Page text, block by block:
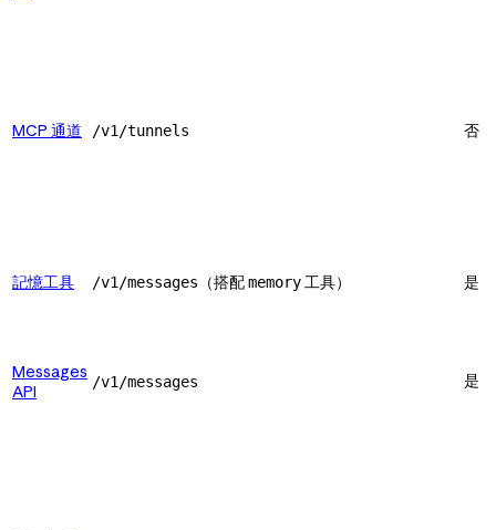
MCP 通道 /v1/tunnels 否
記憶工具 /v1/messages （搭配memory工具） 是
Messages
API
/v1/messages 是